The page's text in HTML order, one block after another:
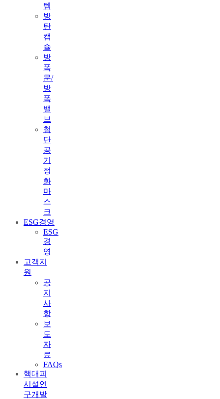
템
방
탄
캡
슐
방
폭
문/
방
폭
밸
브
첨
단
공
기
정
화
마
스
크
ESG경영
ESG
경
영
고객지
원
공
지
사
항
보
도
자
료
FAQs
핵대피
시설연
구개발